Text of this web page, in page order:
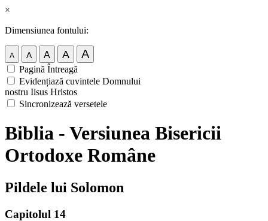
×
Dimensiunea fontului:
A A A A A
Pagină Întreagă
Evidențiază cuvintele Domnului
nostru Iisus Hristos
Sincronizează versetele
Biblia - Versiunea Bisericii
Ortodoxe Române
Pildele lui Solomon
Capitolul 14